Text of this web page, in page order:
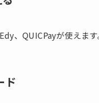
、QUICPayが使えま
ド